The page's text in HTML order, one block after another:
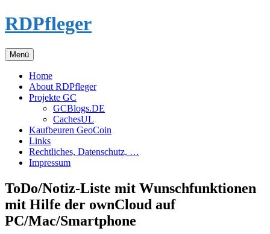
Zum
Inhalt
RDPfleger
Menü
Home
About RDPfleger
Projekte GC
GCBlogs.DE
CachesUL
Kaufbeuren GeoCoin
Links
Rechtliches, Datenschutz, …
Impressum
ToDo/Notiz-Liste mit Wunschfunktionen
mit Hilfe der ownCloud auf
PC/Mac/Smartphone